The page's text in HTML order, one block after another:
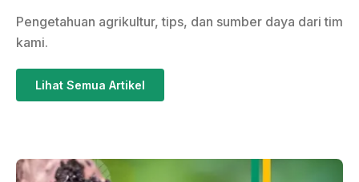
Pengetahuan agrikultur, tips, dan sumber daya dari tim
kami.
Lihat Semua Artikel